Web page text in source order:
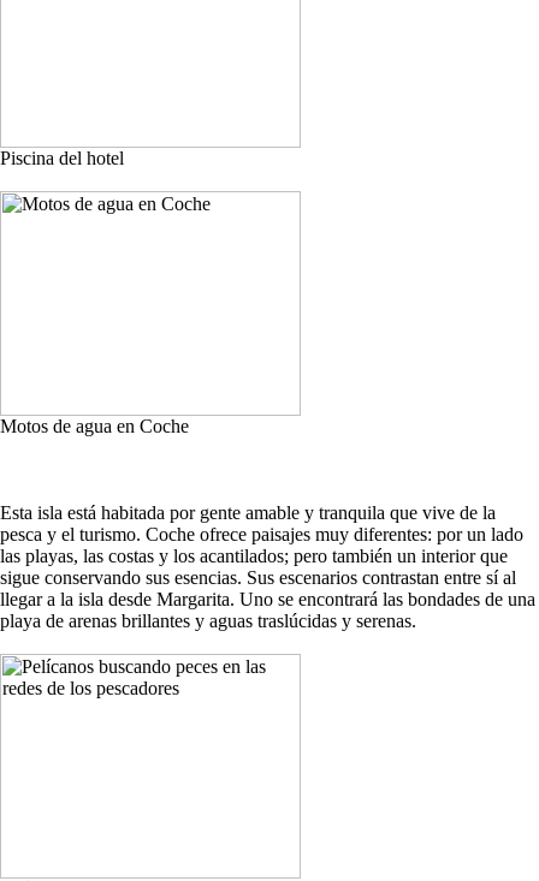
Piscina del hotel
Motos de agua en Coche
Esta isla está habitada por gente amable y tranquila que vive de la
pesca y el turismo. Coche ofrece paisajes muy diferentes: por un lado
las playas, las costas y los acantilados; pero también un interior que
sigue conservando sus esencias. Sus escenarios contrastan entre sí al
llegar a la isla desde Margarita. Uno se encontrará las bondades de una
playa de arenas brillantes y aguas traslúcidas y serenas.